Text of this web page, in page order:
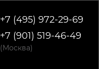
+7 (495) 972-29-69
+7 (901) 519-46-49
(Москва)